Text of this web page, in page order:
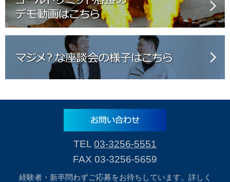
TEL 03-3256-5551
FAX 03-3256-5659
経験者・新卒問わずご応募をお待ちしています。詳しく